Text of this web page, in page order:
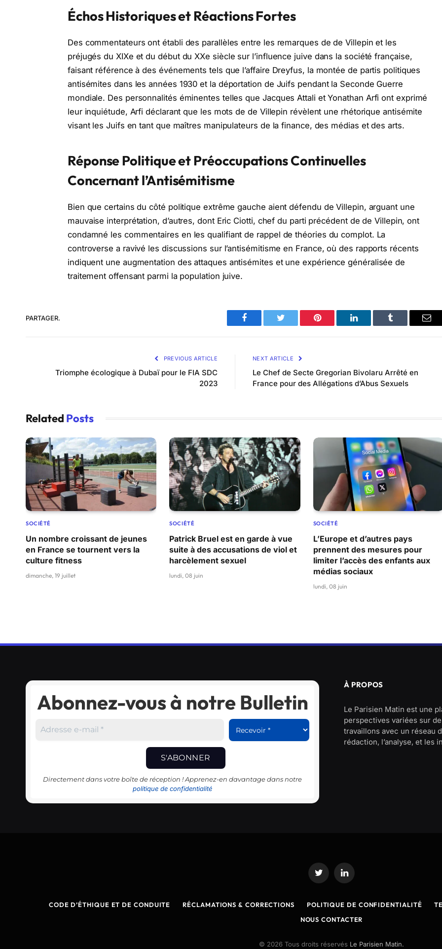
Échos Historiques et Réactions Fortes
Des commentateurs ont établi des parallèles entre les remarques de de Villepin et les
préjugés du XIXe et du début du XXe siècle sur l’influence juive dans la société française,
faisant référence à des événements tels que l’affaire Dreyfus, la montée de partis politiques
antisémites dans les années 1930 et la déportation de Juifs pendant la Seconde Guerre
mondiale. Des personnalités éminentes telles que Jacques Attali et Yonathan Arfi ont exprimé
leur inquiétude, Arfi déclarant que les mots de de Villepin révèlent une rhétorique antisémite
visant les Juifs en tant que maîtres manipulateurs de la finance, des médias et des arts.
Réponse Politique et Préoccupations Continuelles
Concernant l’Antisémitisme
Bien que certains du côté politique extrême gauche aient défendu de Villepin, arguant une
mauvaise interprétation, d’autres, dont Eric Ciotti, chef du parti précédent de de Villepin, ont
condamné les commentaires en les qualifiant de rappel de théories du complot. La
controverse a ravivé les discussions sur l’antisémitisme en France, où des rapports récents
indiquent une augmentation des attaques antisémites et une expérience généralisée de
traitement offensant parmi la population juive.
PARTAGER.
Facebook Twitter Pinterest LinkedIn Tumblr
PREVIOUS ARTICLE
Triomphe écologique à Dubaï pour le FIA SDC
2023
NEXT ARTICLE
Le Chef de Secte Gregorian Bivolaru Arrêté en
France pour des Allégations d’Abus Sexuels
Related Posts
SOCIÉTÉ
Un nombre croissant de jeunes
en France se tournent vers la
culture fitness
dimanche, 19 juillet
SOCIÉTÉ
Patrick Bruel est en garde à vue
suite à des accusations de viol et
harcèlement sexuel
lundi, 08 juin
SOCIÉTÉ
L’Europe et d’autres pays
prennent des mesures pour
limiter l’accès des enfants aux
médias sociaux
lundi, 08 juin
Abonnez-vous à notre Bulletin
Directement dans votre boîte de réception ! Apprenez-en davantage dans notre
politique de confidentialité
À PROPOS
Le Parisien Matin est une
perspectives variées sur
travaillons avec un réseau
rédaction, l’analyse, et les
Twitter LinkedIn
CODE D’ÉTHIQUE ET DE CONDUITE RÉCLAMATIONS & CORRECTIONS POLITIQUE DE CONFIDENTIALITÉ
NOUS CONTACTER
© 2026 Tous droits réservés Le Parisien Matin.